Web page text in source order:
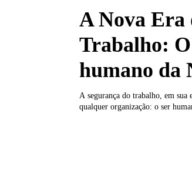
A Nova Era
Trabalho:
humano da
A segurança do trabalho, em sua
qualquer organização: o ser